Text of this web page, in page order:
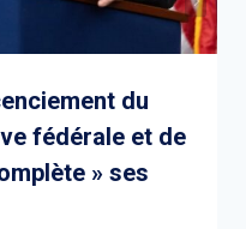
du
fédérale et de
» ses